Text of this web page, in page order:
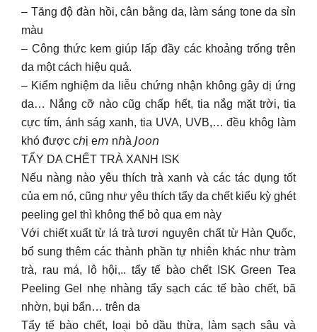
– Tăng độ đàn hồi, cân bằng da, làm sáng tone da sỉn
màu
– Công thức kem giúp lấp đầy các khoảng trống trên
da một cách hiệu quả.
– Kiểm nghiệm da liễu chứng nhận không gây dị ứng
da… Nắng cỡ nào cũg chấp hết, tia nắg mặt trời, tia
cực tím, ánh ság xanh, tia UVA, UVB,… đều khôg làm
khó được c𝘩ị e𝘮 n𝘩à 𝘑𝘰𝘰𝘯
TẨY DA CHẾT TRÀ XANH ISK
Nếu nàng nào yêu thích trà xanh và các tác dụng tốt
của em nó, cũng như yêu thích tẩy da chết kiểu kỳ ghét
peeling gel thì không thể bỏ qua em này
Với chiết xuất từ lá trà tươi nguyên chất từ Hàn Quốc,
bổ sung thêm các thành phần tự nhiên khác như tràm
trà, rau má, lô hội,.. tẩy tế bào chết ISK Green Tea
Peeling Gel nhẹ nhàng tẩy sạch các tế bào chết, bã
nhờn, bụi bẩn… trên da
Tẩy tế bào chết, loại bỏ dầu thừa, làm sạch sâu và